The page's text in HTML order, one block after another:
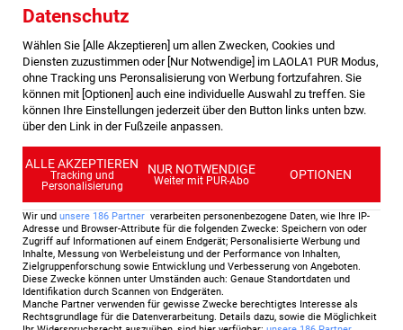
Abstoß
Nach der letzten Aktion hat Anderlecht Abstoß.
90+4'
Schuss neben das Tor
Ein Schuss von Jelle Vossen (SV Zulte Waregem)
verfehlt das Tor.
90+3'
Freistoß
Datenschutz
Wählen Sie [Alle Akzeptieren] um allen Zwecken, Cookies und
Diensten zuzustimmen oder [Nur Notwendige] im LAOLA1 PUR Modus,
ohne Tracking uns Peronsalisierung von Werbung fortzufahren. Sie
können mit [Optionen] auch eine individuelle Auswahl zu treffen. Sie
können Ihre Einstellungen jederzeit über den Button links unten bzw.
über den Link in der Fußzeile anpassen.
ALLE AKZEPTIEREN
Tracking und
Personalisierung
NUR NOTWENDIGE
Weiter mit PUR-Abo OPTIONEN
Wir und unsere 186 Partner verarbeiten personenbezogene Daten, wie Ihre IP-
Adresse und Browser-Attribute für die folgenden Zwecke: Speichern von oder
Zugriff auf Informationen auf einem Endgerät; Personalisierte Werbung und
Inhalte, Messung von Werbeleistung und der Performance von Inhalten,
Zielgruppenforschung sowie Entwicklung und Verbesserung von Angeboten
Diese Zwecke können unter Umständen auch: Genaue Standortdaten und
Identifikation durch Scannen von Endgeräten
Manche Partner verwenden für gewisse Zwecke berechtigtes Interesse als
Rechtsgrundlage für die Datenverarbeitung. Details dazu, sowie die Möglichkeit